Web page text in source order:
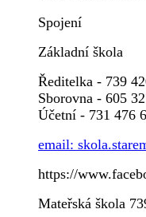
Spojení
Základní škola
Ředitelka - 739
Sborovna - 605
Účetní - 731 476
email:
https://
Mateřská škola